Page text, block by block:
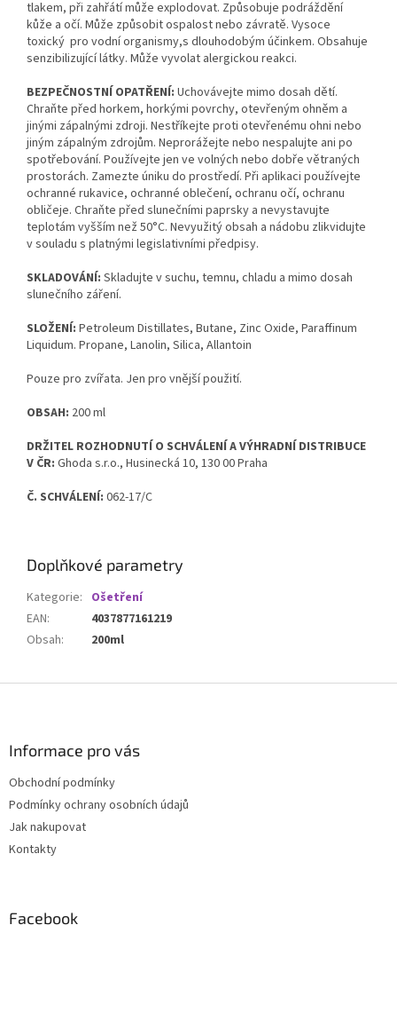
tlakem, při zahřátí může explodovat. Způsobuje podráždění
kůže a očí. Může způsobit ospalost nebo závratě. Vysoce
toxický pro vodní organismy,s dlouhodobým účinkem. Obsahuje
senzibilizující látky. Může vyvolat alergickou reakci.
BEZPEČNOSTNÍ OPATŘENÍ: Uchovávejte mimo dosah dětí.
Chraňte před horkem, horkými povrchy, otevřeným ohněm a
jinými zápalnými zdroji. Nestříkejte proti otevřenému ohni nebo
jiným zápalným zdrojům. Neprorážejte nebo nespalujte ani po
spotřebování. Používejte jen ve volných nebo dobře větraných
prostorách. Zamezte úniku do prostředí. Při aplikaci používejte
ochranné rukavice, ochranné oblečení, ochranu očí, ochranu
obličeje. Chraňte před slunečními paprsky a nevystavujte
teplotám vyšším než 50°C. Nevyužitý obsah a nádobu zlikvidujte
v souladu s platnými legislativními předpisy.
SKLADOVÁNÍ: Skladujte v suchu, temnu, chladu a mimo dosah
slunečního záření.
SLOŽENÍ: Petroleum Distillates, Butane, Zinc Oxide, Paraffinum
Liquidum. Propane, Lanolin, Silica, Allantoin
Pouze pro zvířata. Jen pro vnější použití.
OBSAH: 200 ml
DRŽITEL ROZHODNUTÍ O SCHVÁLENÍ A VÝHRADNÍ DISTRIBUCE
V ČR: Ghoda s.r.o., Husinecká 10, 130 00 Praha
Č. SCHVÁLENÍ: 062-17/C
Doplňkové parametry
Kategorie: Ošetření
EAN:
4037877161219
Obsah: 200ml
Informace pro vás
Obchodní podmínky
Podmínky ochrany osobních údajů
Jak nakupovat
Kontakty
Facebook